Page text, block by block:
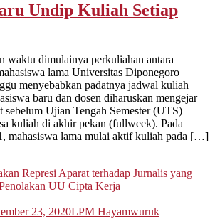
Undip Kuliah Setiap
waktu dimulainya perkuliahan antara
lama Universitas Diponegoro
menyebabkan padatnya jadwal kuliah
baru dan dosen diharuskan mengejar
sebelum Ujian Tengah Semester (UTS)
kuliah di akhir pekan (fullweek). Pada
mahasiswa lama mulai aktif kuliah pada […]
23, 2020LPM Hayamwuruk